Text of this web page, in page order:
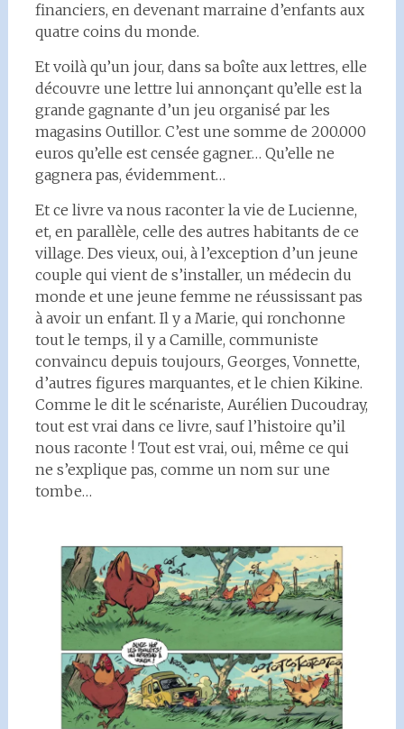
financiers, en devenant marraine d’enfants aux
quatre coins du monde.
Et voilà qu’un jour, dans sa boîte aux lettres, elle
découvre une lettre lui annonçant qu’elle est la
grande gagnante d’un jeu organisé par les
magasins Outillor. C’est une somme de 200.000
euros qu’elle est censée gagner… Qu’elle ne
gagnera pas, évidemment…
Et ce livre va nous raconter la vie de Lucienne,
et, en parallèle, celle des autres habitants de ce
village. Des vieux, oui, à l’exception d’un jeune
couple qui vient de s’installer, un médecin du
monde et une jeune femme ne réussissant pas
à avoir un enfant. Il y a Marie, qui ronchonne
tout le temps, il y a Camille, communiste
convaincu depuis toujours, Georges, Vonnette,
d’autres figures marquantes, et le chien Kikine.
Comme le dit le scénariste, Aurélien Ducoudray,
tout est vrai dans ce livre, sauf l’histoire qu’il
nous raconte ! Tout est vrai, oui, même ce qui
ne s’explique pas, comme un nom sur une
tombe…